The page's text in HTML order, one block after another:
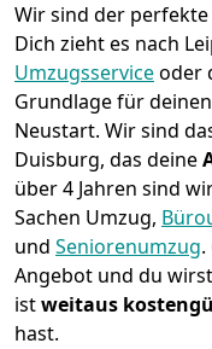
Wir sind der
Dich zieht es nach
Umzugsserviceoder
Grundlage für
Neustart. Wir sind
Duisburg, das deine
über 4 Jahren sind
Sachen Umzug,
und Seniorenumzug.
Angebot und du
istweitaus
hast.